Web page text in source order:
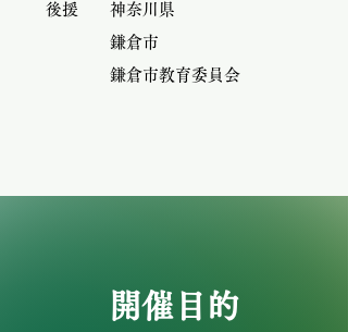
​神奈川県
鎌倉市
鎌倉市教育委員会
後援
​開催目的